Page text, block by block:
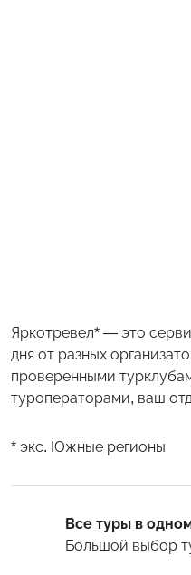
Яркотревел* — это
дня от разных
проверенными
туроператорами, ваш
* экс. Южные регионы
Все туры в
Большой выбор
персональных данных.